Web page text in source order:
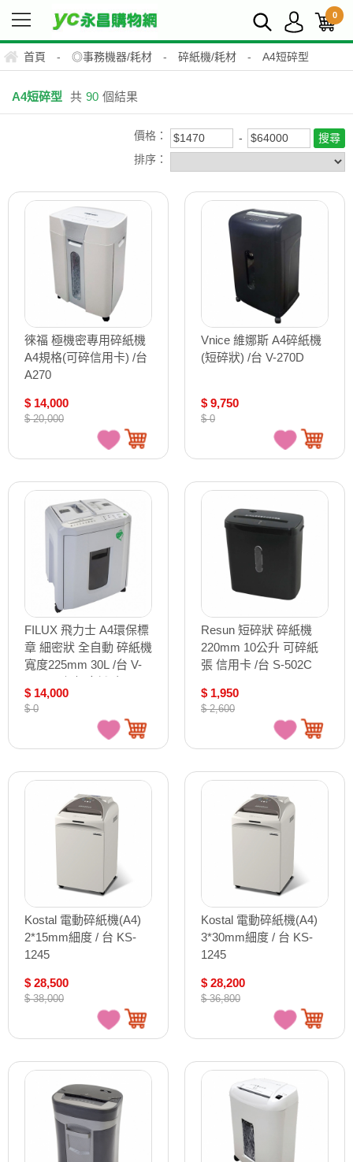
0
首頁 - ◎事務機器/耗材 - 碎紙機/耗材 - A4短碎型
A4短碎型 共 90 個結果
價格：
排序：
徠福 極機密專用碎紙機
A4規格(可碎信用卡) /台
A270
$ 14,000
$ 20,000
Vnice 維娜斯 A4碎紙機
(短碎狀) /台 V-270D
$ 9,750
$ 0
FILUX 飛力士 A4環保標
章 細密狀 全自動 碎紙機
寬度225mm 30L /台 V-
23029)
$ 14,000
$ 0
Resun 短碎狀 碎紙機
220mm 10公升 可碎紙
張 信用卡 /台 S-502C
$ 1,950
$ 2,600
Kostal 電動碎紙機(A4)
2*15mm細度 / 台 KS-
1245
$ 28,500
$ 38,000
Kostal 電動碎紙機(A4)
3*30mm細度 / 台 KS-
1245
$ 28,200
$ 36,800